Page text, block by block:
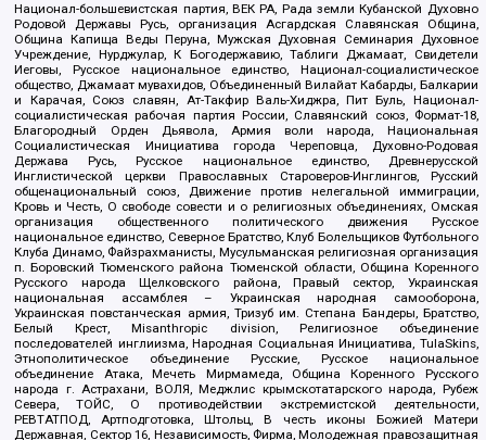
Национал-большевистская партия, ВЕК РА, Рада земли Кубанской Духовно
Родовой Державы Русь, организация Асгардская Славянская Община,
Община Капища Веды Перуна, Мужская Духовная Семинария Духовное
Учреждение, Нурджулар, К Богодержавию, Таблиги Джамаат, Свидетели
Иеговы, Русское национальное единство, Национал-социалистическое
общество, Джамаат мувахидов, Объединенный Вилайат Кабарды, Балкарии
и Карачая, Союз славян, Ат-Такфир Валь-Хиджра, Пит Буль, Национал-
социалистическая рабочая партия России, Славянский союз, Формат-18,
Благородный Орден Дьявола, Армия воли народа, Национальная
Социалистическая Инициатива города Череповца, Духовно-Родовая
Держава Русь, Русское национальное единство, Древнерусской
Инглистической церкви Православных Староверов-Инглингов, Русский
общенациональный союз, Движение против нелегальной иммиграции,
Кровь и Честь, О свободе совести и о религиозных объединениях, Омская
организация общественного политического движения Русское
национальное единство, Северное Братство, Клуб Болельщиков Футбольного
Клуба Динамо, Файзрахманисты, Мусульманская религиозная организация
п. Боровский Тюменского района Тюменской области, Община Коренного
Русского народа Щелковского района, Правый сектор, Украинская
национальная ассамблея – Украинская народная самооборона,
Украинская повстанческая армия, Тризуб им. Степана Бандеры, Братство,
Белый Крест, Misanthropic division, Религиозное объединение
последователей инглиизма, Народная Социальная Инициатива, TulaSkins,
Этнополитическое объединение Русские, Русское национальное
объединение Атака, Мечеть Мирмамеда, Община Коренного Русского
народа г. Астрахани, ВОЛЯ, Меджлис крымскотатарского народа, Рубеж
Севера, ТОЙС, О противодействии экстремистской деятельности,
РЕВТАТПОД, Артподготовка, Штольц, В честь иконы Божией Матери
Державная, Сектор 16, Независимость, Фирма, Молодежная правозащитная